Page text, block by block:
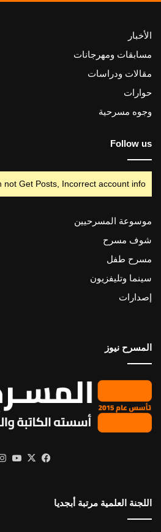
الأخبار
مسابقات ومهرجانات
مقالات ودراسات
حوارات
وجوه مسرحية
Follow us
not Get Posts, Incorrect account info.
موسوعة المسرحيين
شوف مسرح
مسرح طفل
سينما وتليفزيون
إصدارات
المسرح نيوز
فيسبوك
X
اللجنة العلمية مرتبة أبجديا